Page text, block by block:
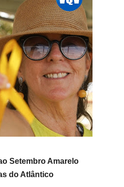
Setembro Amarelo
do Atlântico